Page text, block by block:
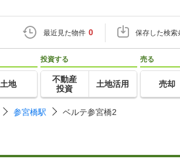
最近見た物件 0 保存した検索
土地
投資する
不動産
投資
土地活用
売る
売却
参宮橋駅 ベルテ参宮橋2